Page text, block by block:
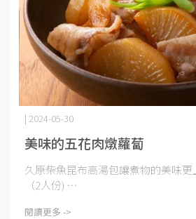
美味的五花肉燉蘿蔔
| 2024-05-30
久原柴魚昆布高湯包讓煮物的美味
（2人份) ⋯
閱讀更多 ->